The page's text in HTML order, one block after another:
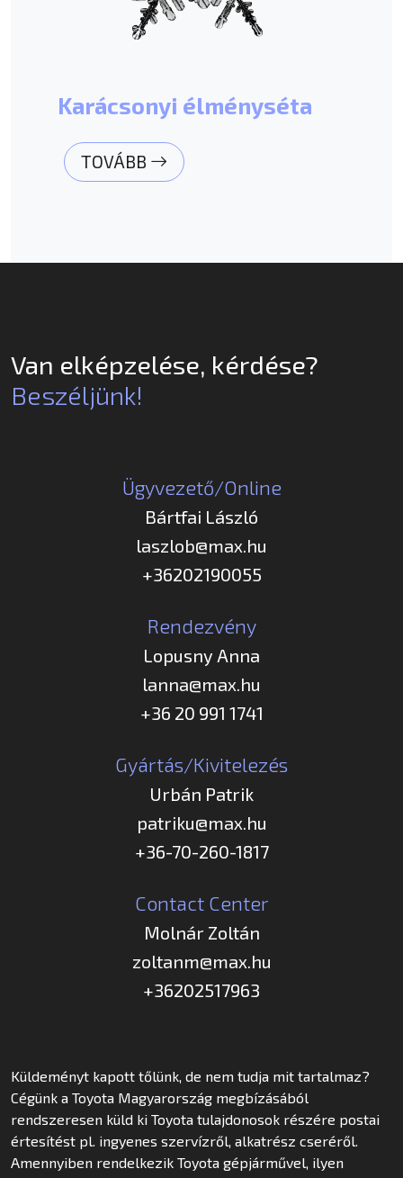
Karácsonyi élményséta
TOVÁBB
Van elképzelése, kérdése?
Beszéljünk!
Ügyvezető/Online
Bártfai László
laszlob@max.hu
+36202190055
Rendezvény
Lopusny Anna
lanna@max.hu
+36 20 991 1741
Gyártás/Kivitelezés
Urbán Patrik
patriku@max.hu
+36-70-260-1817
Contact Center
Molnár Zoltán
zoltanm@max.hu
+36202517963
Küldeményt kapott tőlünk, de nem tudja mit tartalmaz?
Cégünk a Toyota Magyarország megbízásából
rendszeresen küld ki Toyota tulajdonosok részére postai
értesítést pl. ingyenes szervízről, alkatrész cseréről.
Amennyiben rendelkezik Toyota gépjárművel, ilyen